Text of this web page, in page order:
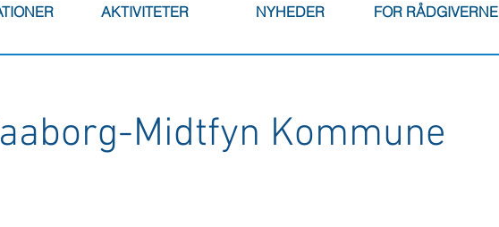
AKTIVITETER NYHEDER FOR RÅDGIVERNE
Midtfyn Kommune